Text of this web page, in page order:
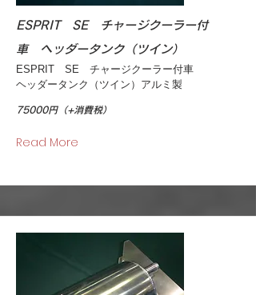
ESPRIT SE チャージクーラー付
車 ヘッダータンク（ツイン）
ESPRIT SE チャージクーラー付車
ヘッダータンク（ツイン）アルミ製
75000円（+消費税）
Read More